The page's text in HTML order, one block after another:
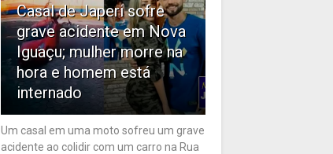
Casal de Japeri sofre
grave acidente em Nova
Iguaçu; mulher morre na
hora e homem está
internado
Um casal em uma moto sofreu um grave
acidente ao colidir com um carro na Rua